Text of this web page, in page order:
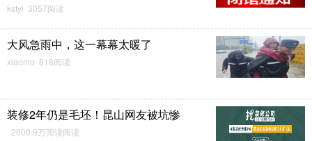
kstyl 3057阅读
大风急雨中，这一幕幕太暖了
xiaomo 818阅读
装修2年仍是毛坯！昆山网友被坑惨
2000.9万阅读阅读